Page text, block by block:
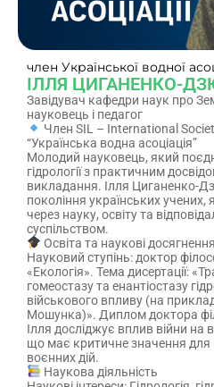
член Української водної
ІЛЛЯ ЦИГАНЕНКО-
Завідувач кафедри наук про
науковець і педагог
Член SIL – International
“Українська водна асоціація”
Молодий науковець, який
гідрології з практичним
викладання. Ілля Циганенко-
покоління українських учених,
через науку, освіту та
суспільством.
Освіта та наукові досягнення
Науковий ступінь: доктор
«Екологія». Тема дисертації:
гомеостазу та енантіостазу
військового впливу (на
Мошунка)». Диплом доктора
Ілля досліджує вплив війни на
що має критичне значення для
воєнних дій.
Наукова діяльність